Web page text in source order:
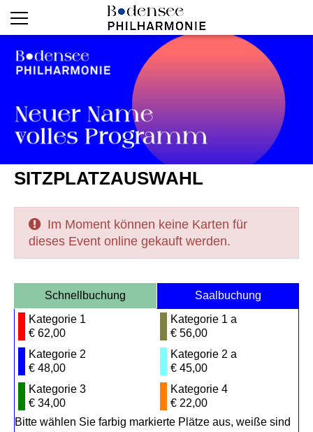
SITZPLATZAUSWAHL
Im Moment können keine Karten für
dieses Event online gekauft werden.
Schnellbuchung
Saalbuchung
Kategorie 1
€ 62,00
Kategorie 1 a
€ 56,00
Kategorie 2
€ 48,00
Kategorie 2 a
€ 45,00
Kategorie 3
€ 34,00
Kategorie 4
€ 22,00
Bitte wählen Sie farbig markierte Plätze aus, weiße sind